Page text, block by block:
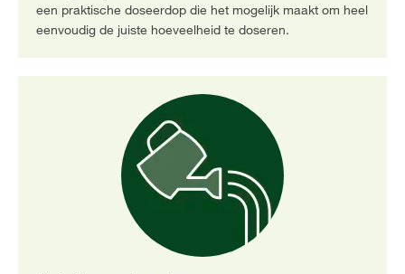
een praktische doseerdop die het mogelijk maakt om heel
eenvoudig de juiste hoeveelheid te doseren.